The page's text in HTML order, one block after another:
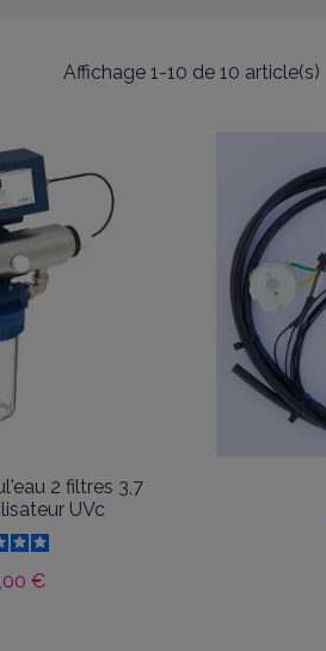
Affichage 1-10 de 10 article(s)
2 filtres 3,7
UVc
€